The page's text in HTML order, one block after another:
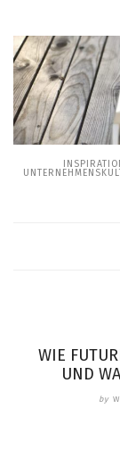
Skip
to
content
WIE
UND
by